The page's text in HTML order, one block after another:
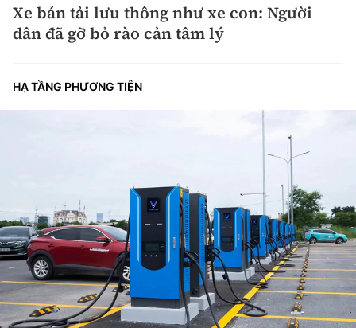
Xe bán tải lưu thông như xe con: Người
dân đã gỡ bỏ rào cản tâm lý
HẠ TẦNG PHƯƠNG TIỆN